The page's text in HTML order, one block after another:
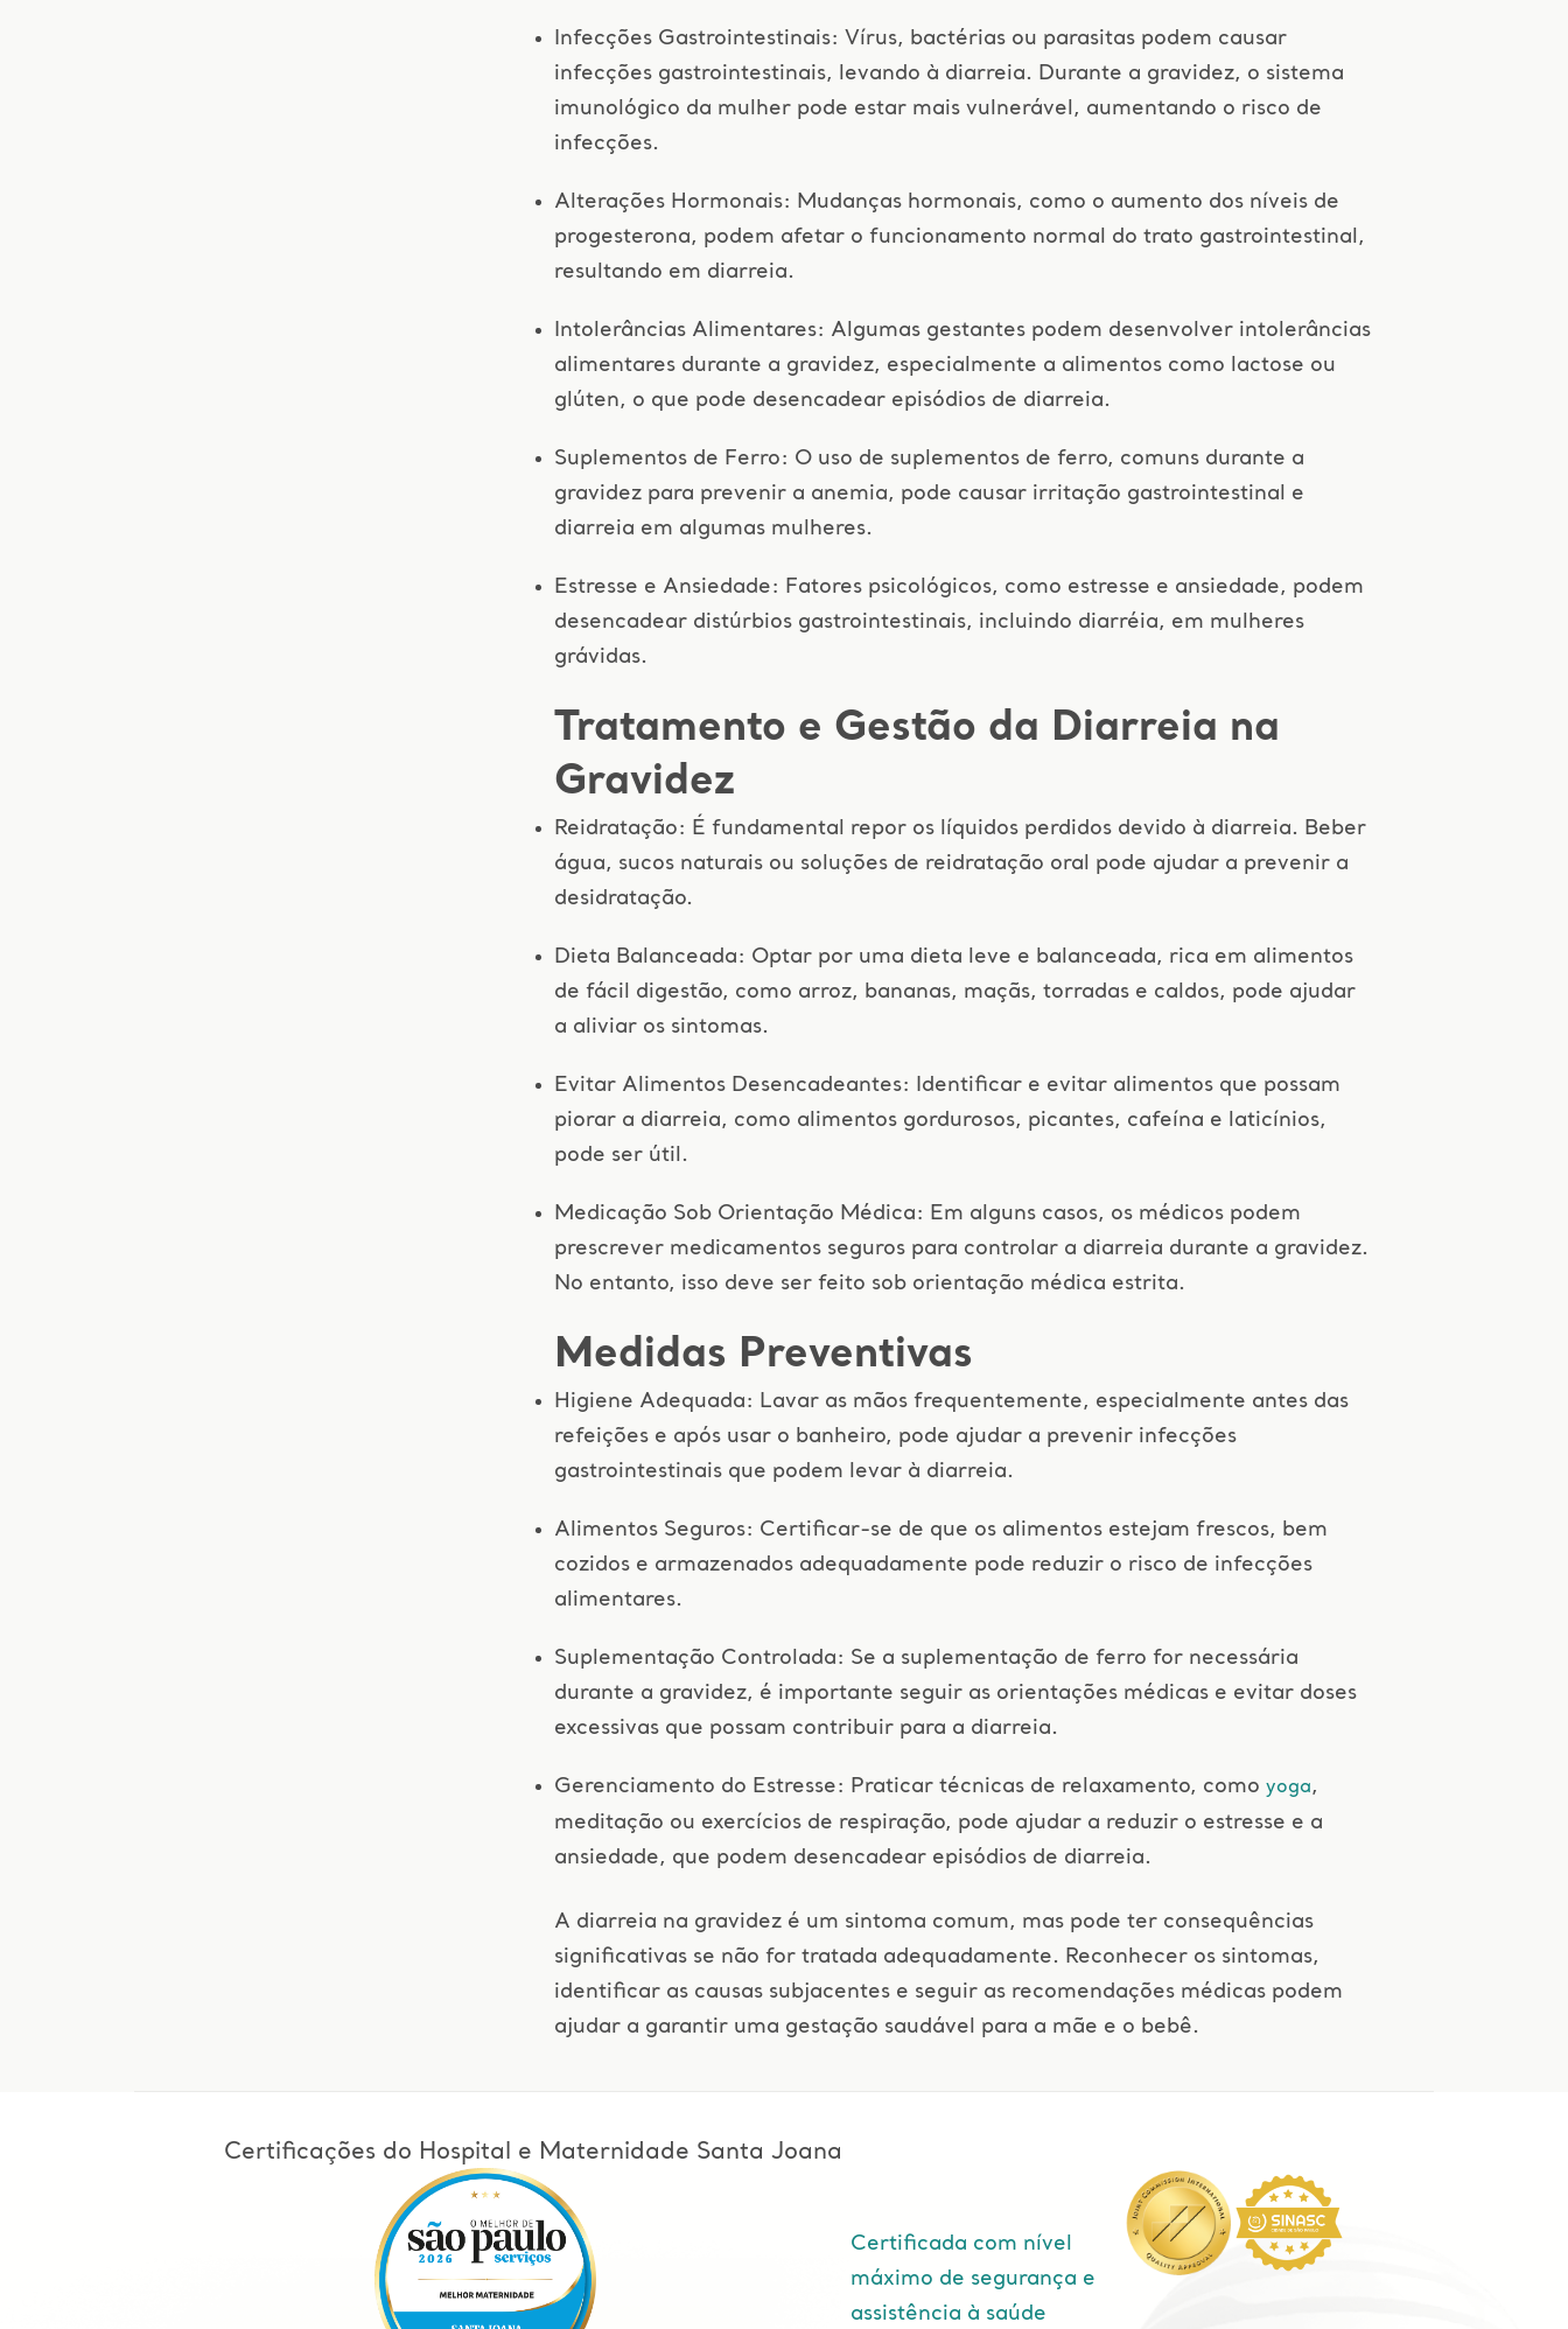
Infecções Gastrointestinais: Vírus, bactérias ou parasitas podem causar
infecções gastrointestinais, levando à diarreia. Durante a gravidez, o sistema
imunológico da mulher pode estar mais vulnerável, aumentando o risco de
infecções.
Alterações Hormonais: Mudanças hormonais, como o aumento dos níveis de
progesterona, podem afetar o funcionamento normal do trato gastrointestinal,
resultando em diarreia.
Intolerâncias Alimentares: Algumas gestantes podem desenvolver intolerâncias
alimentares durante a gravidez, especialmente a alimentos como lactose ou
glúten, o que pode desencadear episódios de diarreia.
Suplementos de Ferro: O uso de suplementos de ferro, comuns durante a
gravidez para prevenir a anemia, pode causar irritação gastrointestinal e
diarreia em algumas mulheres.
Estresse e Ansiedade: Fatores psicológicos, como estresse e ansiedade, podem
desencadear distúrbios gastrointestinais, incluindo diarréia, em mulheres
grávidas.
Tratamento e Gestão da Diarreia na
Gravidez
Reidratação: É fundamental repor os líquidos perdidos devido à diarreia. Beber
água, sucos naturais ou soluções de reidratação oral pode ajudar a prevenir a
desidratação.
Dieta Balanceada: Optar por uma dieta leve e balanceada, rica em alimentos
de fácil digestão, como arroz, bananas, maçãs, torradas e caldos, pode ajudar
a aliviar os sintomas.
Evitar Alimentos Desencadeantes: Identificar e evitar alimentos que possam
piorar a diarreia, como alimentos gordurosos, picantes, cafeína e laticínios,
pode ser útil.
Medicação Sob Orientação Médica: Em alguns casos, os médicos podem
prescrever medicamentos seguros para controlar a diarreia durante a gravidez.
No entanto, isso deve ser feito sob orientação médica estrita.
Medidas Preventivas
Higiene Adequada: Lavar as mãos frequentemente, especialmente antes das
refeições e após usar o banheiro, pode ajudar a prevenir infecções
gastrointestinais que podem levar à diarreia.
Alimentos Seguros: Certificar-se de que os alimentos estejam frescos, bem
cozidos e armazenados adequadamente pode reduzir o risco de infecções
alimentares.
Suplementação Controlada: Se a suplementação de ferro for necessária
durante a gravidez, é importante seguir as orientações médicas e evitar doses
excessivas que possam contribuir para a diarreia.
Gerenciamento do Estresse: Praticar técnicas de relaxamento, como yoga,
meditação ou exercícios de respiração, pode ajudar a reduzir o estresse e a
ansiedade, que podem desencadear episódios de diarreia.
A diarreia na gravidez é um sintoma comum, mas pode ter consequências
significativas se não for tratada adequadamente. Reconhecer os sintomas,
identificar as causas subjacentes e seguir as recomendações médicas podem
ajudar a garantir uma gestação saudável para a mãe e o bebê.
Certificações do Hospital e Maternidade Santa Joana
Certificada com nível
máximo de segurança e
assistência à saúde